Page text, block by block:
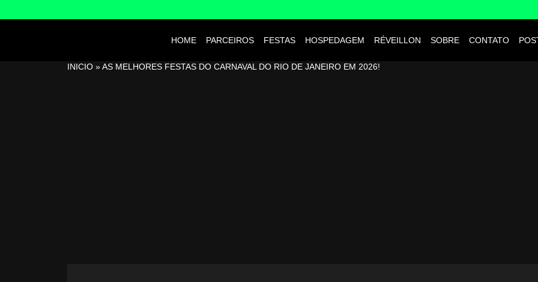
HOME PARCEIROS FESTAS HOSPEDAGEM RÉVEILLON SOBRE CONTATO
INICIO »AS MELHORES FESTAS DO CARNAVAL DO RIO DE JANEIRO EM 2026!